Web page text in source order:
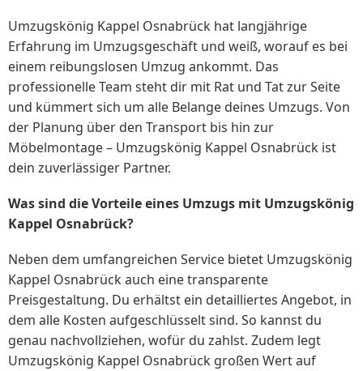
Umzugskönig Kappel Osnabrück hat langjährige
Erfahrung im Umzugsgeschäft und weiß, worauf es bei
einem reibungslosen Umzug ankommt. Das
professionelle Team steht dir mit Rat und Tat zur Seite
und kümmert sich um alle Belange deines Umzugs. Von
der Planung über den Transport bis hin zur
Möbelmontage – Umzugskönig Kappel Osnabrück ist
dein zuverlässiger Partner.
Was sind die Vorteile eines Umzugs mit Umzugskönig
Kappel Osnabrück?
Neben dem umfangreichen Service bietet Umzugskönig
Kappel Osnabrück auch eine transparente
Preisgestaltung. Du erhältst ein detailliertes Angebot, in
dem alle Kosten aufgeschlüsselt sind. So kannst du
genau nachvollziehen, wofür du zahlst. Zudem legt
Umzugskönig Kappel Osnabrück großen Wert auf